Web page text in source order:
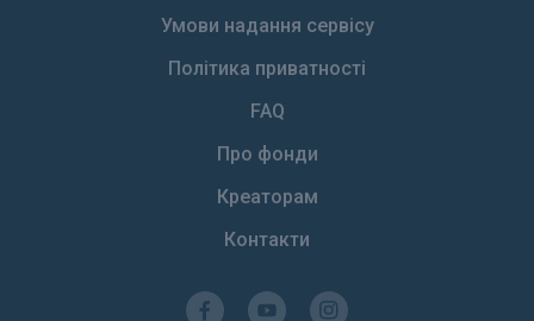
Умови надання сервісу
Політика приватності
FAQ
Про фонди
Креаторам
Контакти